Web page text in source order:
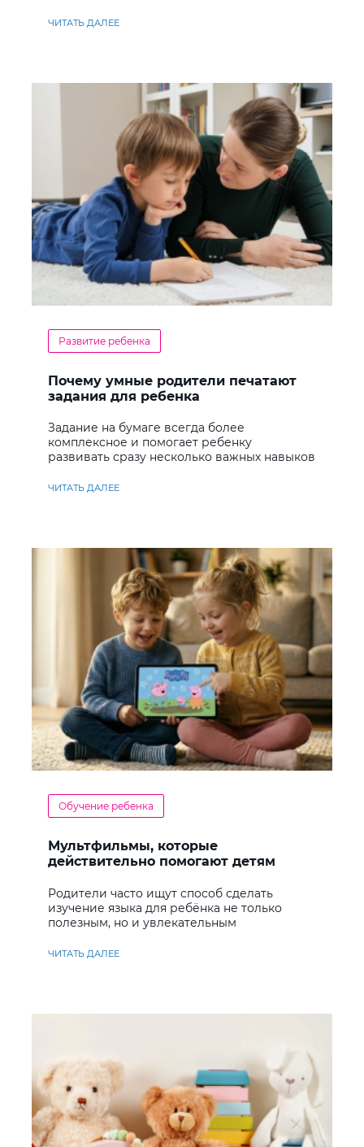
ЧИТАТЬ ДАЛЕЕ
Развитие ребенка
Почему умные родители печатают
задания для ребенка
Задание на бумаге всегда более
комплексное и помогает ребенку
развивать сразу несколько важных навыков
ЧИТАТЬ ДАЛЕЕ
Обучение ребенка
Мультфильмы, которые
действительно помогают детям
Родители часто ищут способ сделать
изучение языка для ребёнка не только
полезным, но и увлекательным
ЧИТАТЬ ДАЛЕЕ